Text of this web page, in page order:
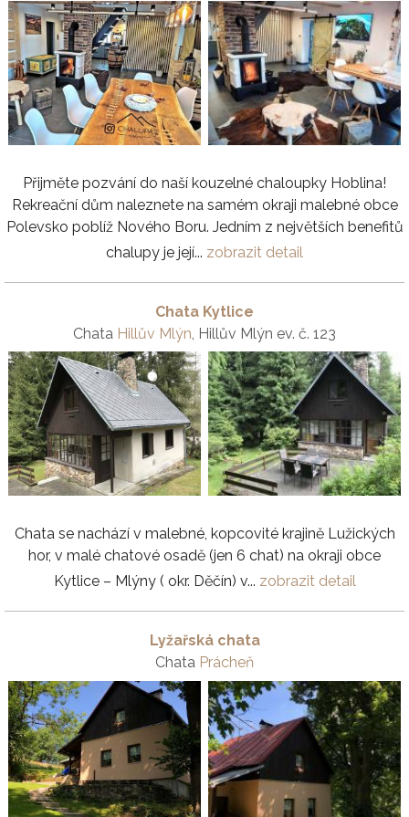
Přijměte pozvání do naší kouzelné chaloupky Hoblina!
Rekreační dům naleznete na samém okraji malebné obce
Polevsko poblíž Nového Boru. Jedním z největších benefitů
chalupy je její... zobrazit detail
Chata Kytlice
Chata Hillův Mlýn, Hillův Mlýn ev. č. 123
Chata se nachází v malebné, kopcovité krajině Lužických
hor, v malé chatové osadě (jen 6 chat) na okraji obce
Kytlice – Mlýny ( okr. Děčín) v... zobrazit detail
Lyžařská chata
Chata Prácheň